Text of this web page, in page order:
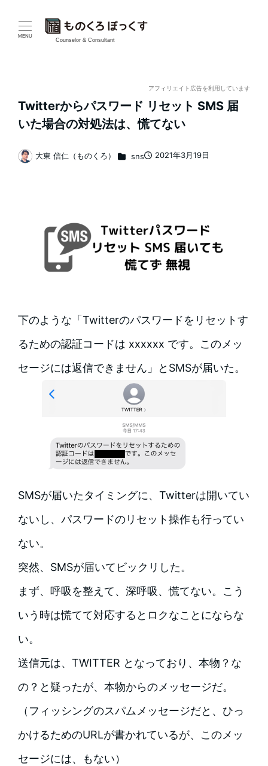
MENU
Counselor & Consultant
アフィリエイト広告を利用しています
Twitterからパスワード リセット SMS 届
いた場合の対処法は、慌てない
2021年3月19日
著
大東 信仁（ものくろ） カテゴリー
sns
下のような「Twitterのパスワードをリセットす
るための認証コードは xxxxxx です。このメッ
セージには返信できません」とSMSが届いた。
SMSが届いたタイミングに、Twitterは開いてい
ないし、パスワードのリセット操作も行ってい
ない。
突然、SMSが届いてビックリした。
まず、呼吸を整えて、深呼吸、慌てない。こう
いう時は慌てて対応するとロクなことにならな
い。
送信元は、TWITTER となっており、本物？な
の？と疑ったが、本物からのメッセージだ。
（フィッシングのスパムメッセージだと、ひっ
かけるためのURLが書かれているが、このメッ
セージには、もない）